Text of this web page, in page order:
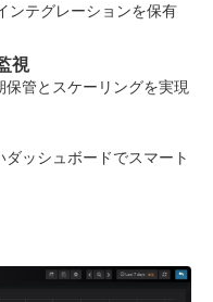
ンテグレーションを保有
視
管とスケーリングを実現
ッシュボードでスマート